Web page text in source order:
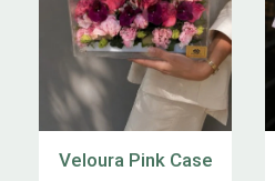
Veloura Pink Case